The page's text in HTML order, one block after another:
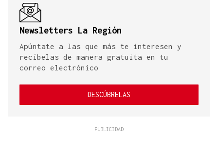
Newsletters La Región
Apúntate a las que más te interesen y
recíbelas de manera gratuita en tu
correo electrónico
DESCÚBRELAS